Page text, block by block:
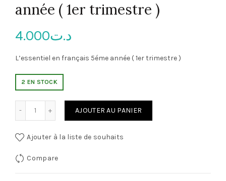
année ( 1er trimestre )
د.ت4.000
L’essentiel en français 5éme année ( 1er trimestre )
2 EN STOCK
AJOUTER AU PANIER
Ajouter à la liste de souhaits
Compare